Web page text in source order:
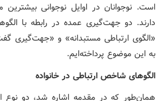
است. نوجوانان در اوایل نوجوانی
دارند. دو جهت‌گیری عمده در رابطه با
«الگوی ارتباطی مستبدانه» و «جهت‌گیری
به این موضوع پرداخته‌ایم.
الگوهای شاخص ارتباطی در خانواده
همان‌طور که در مقدمه اشاره شد، دو نوع